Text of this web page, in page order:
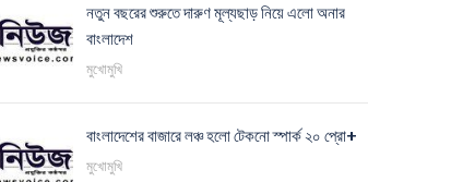
নতুন বছরের শুরুতে দারুণ মূল্যছাড় নিয়ে এলো অনার
বাংলাদেশ
মুখোমুখি
বাংলাদেশের বাজারে লঞ্চ হলো টেকনো স্পার্ক ২০ প্রো+
মুখোমুখি